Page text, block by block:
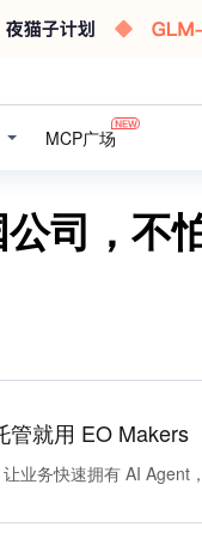
MCP广场
司，不
管就用 EO Makers
业务快速拥有 AI Agent